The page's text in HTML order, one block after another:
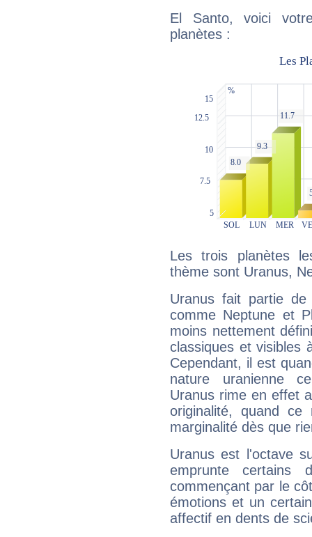
El Santo, voici
planètes :
Les trois planètes
thème sont Uranus,
Uranus fait partie
comme Neptune et
moins nettement
classiques et visibles
Cependant, il est
nature uranienne
Uranus rime en effet
originalité, quand ce
marginalité dès que
Uranus est l'octave
emprunte
commençant par le
émotions et un
affectif en dents de